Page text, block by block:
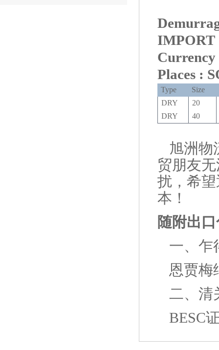
IMPORT
Places :
Type
Size
DRY
20
DRY
40
旭洲物
贸朋友
扰，希
本！
随附出
一、 乍
恩贾梅
二、清
BESC